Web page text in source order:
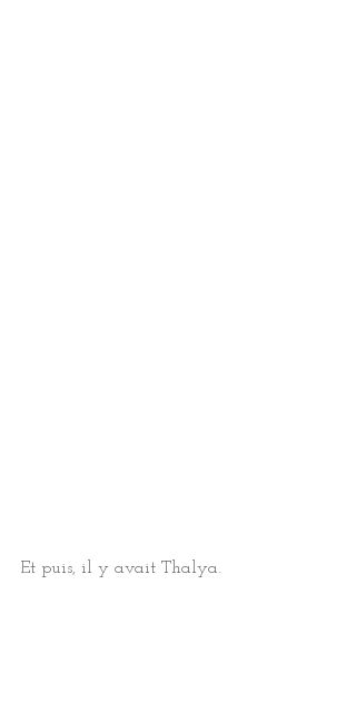
Et puis, il y avait Thalya.